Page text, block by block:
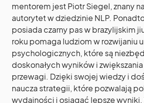
mentorem jest Piotr Siegel, znany
autorytet w dziedzinie NLP.
posiada czarny pas w brazylijskim
roku pomaga ludziom w rozwijaniu
psychologicznych, które są
doskonałych wyników i
przewagi. Dzięki swojej wiedzy i
naucza strategii, które pozwalają
wydajności i osiągać lepsze wyniki.